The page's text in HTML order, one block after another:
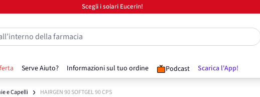
Scegli i solari Eucerin!
Serve Aiuto? Informazioni sul tuo ordine Podcast Scarica l'App!
della farmacia
e Capelli HAIRGEN 90 SOFTGEL 90 CPS